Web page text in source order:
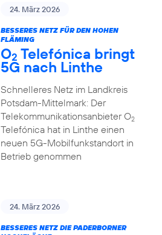
24. März 2026
BESSERES NETZ FÜR DEN HOHEN
FLÄMING
O2 Telefónica bringt
5G nach Linthe
Schnelleres Netz im Landkreis
Potsdam-Mittelmark: Der
Telekommunikationsanbieter O2
Telefónica hat in Linthe einen
neuen 5G-Mobilfunkstandort in
Betrieb genommen
24. März 2026
BESSERES NETZ DIE PADERBORNER